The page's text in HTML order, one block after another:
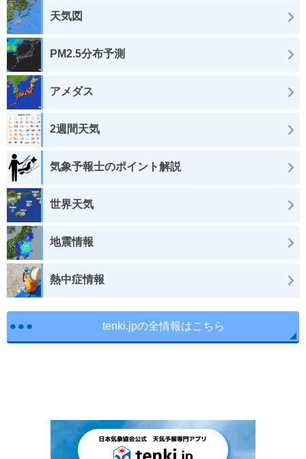
天気図
PM2.5分布予測
アメダス
2週間天気
気象予報士のポイント解説
世界天気
地震情報
熱中症情報
tenki.jpの全情報はこちら